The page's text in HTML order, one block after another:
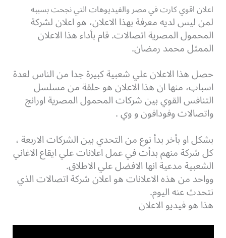
اعلان اقوي كارت في مصر والفيديوهات التي نجحت بسببه
لمن ليس لديه معرفة بهذا الاعلان، هو اعلان لشركة
المحمول المصرية اتصالات. قام بأداء هذا الاعلان
الممثل محمد رمضان.
حصل هذا الاعلان علي شعبية كبيرة جدا من الناس لعدة
اسباب، منها ان هذا الاعلان هو حلقة من مسلسل
التنافس القوي بين شركات المحمول المصرية اورانج
واتصالات وفودافون و وي .
بشكل او بأخر بدأ نوع من التحدي بين الشركات الاربعة ،
كل شركة منهم بدأت في عمل اعلانات علي ايقاع الاغاني
الشعبية مدعية انها الافضل علي الاطلاق.
وواحد من هذه الاعلانات هو اعلان شركة اتصالات الذي
نتحدث عنه اليوم.
هذا هو فيديو الاعلان